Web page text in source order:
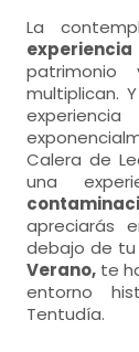
La
patrimonio
multiplican.
Calera de
una
apreciarás
debajo de tu
Verano, te
entorno
Tentudía.